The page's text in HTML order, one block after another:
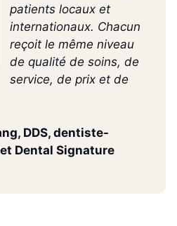
patients locaux et
internationaux. Chacun
reçoit le même niveau
de qualité de soins, de
service, de prix et de
DDS, dentiste-
Dental Signature